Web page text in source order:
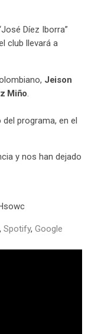
Díez Iborra”
club llevará a
Jeison
Miño
programa, en el
y nos han dejado
, Spotify, Google